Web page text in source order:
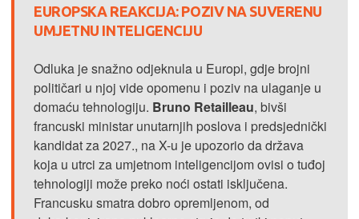
EUROPSKA REAKCIJA: POZIV NA SUVERENU
UMJETNU INTELIGENCIJU
Odluka je snažno odjeknula u Europi, gdje brojni
političari u njoj vide opomenu i poziv na ulaganje u
domaću tehnologiju. Bruno Retailleau, bivši
francuski ministar unutarnjih poslova i predsjednički
kandidat za 2027., na X-u je upozorio da država
koja u utrci za umjetnom inteligencijom ovisi o tuđoj
tehnologiji može preko noći ostati isključena.
Francusku smatra dobro opremljenom, od